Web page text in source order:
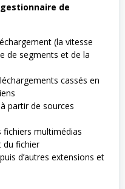
de
(la vitesse
de segments et de la
cassés en
partir de sources
fichiers multimédias
du fichier
d’autres extensions et